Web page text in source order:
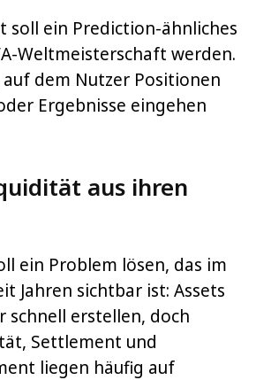
soll ein Prediction-ähnliches
Weltmeisterschaft werden.
dem Nutzer Positionen
Ergebnisse eingehen
aus ihren
ein Problem lösen, das im
Jahren sichtbar ist: Assets
schnell erstellen, doch
Settlement und
liegen häufig auf